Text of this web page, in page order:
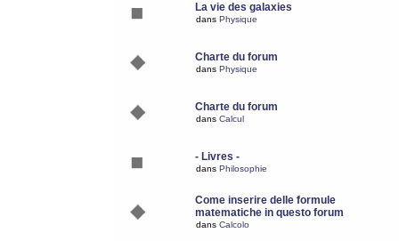
La vie des galaxies
dans Physique
Charte du forum
dans Physique
Charte du forum
dans Calcul
- Livres -
dans Philosophie
Come inserire delle formule
matematiche in questo forum
dans Calcolo